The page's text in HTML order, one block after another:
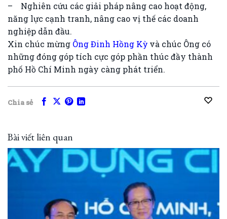
– Nghiên cứu các giải pháp nâng cao hoạt động,
năng lực cạnh tranh, nâng cao vị thế các doanh
nghiệp dẫn đầu.
Xin chúc mừng Ông Đinh Hồng Kỳ và chúc Ông có
những đóng góp tích cực góp phần thúc đầy thành
phố Hồ Chí Minh ngày càng phát triển.
Chia sẻ
Bài viết liên quan